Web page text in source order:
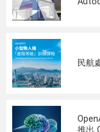
民航
推出